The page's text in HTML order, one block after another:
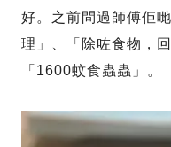
好。之前問過師傅佢
理」、「除咗食物，
「1600蚊食蟲蟲」。